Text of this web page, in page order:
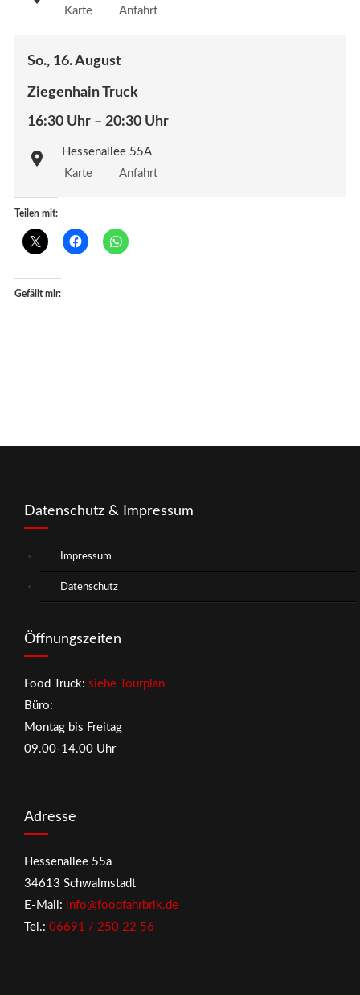
Karte
Anfahrt
So., 16. August
Ziegenhain Truck
16:30 Uhr – 20:30 Uhr
Hessenallee 55A
Karte
Anfahrt
Teilen mit:
Gefällt mir:
Datenschutz & Impressum
Impressum
Datenschutz
Öffnungszeiten
Food Truck: siehe Tourplan
Büro:
Montag bis Freitag
09.00-14.00 Uhr
Adresse
Hessenallee 55a
34613 Schwalmstadt
E-Mail: info@foodfahrbrik.de
Tel.:06691 / 250 22 56